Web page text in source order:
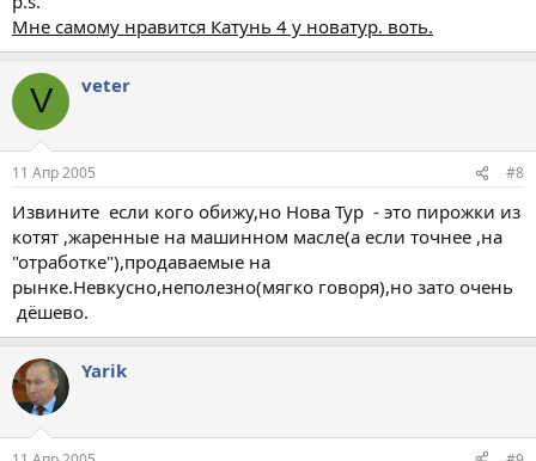
Мне самому нравится Катунь 4 у новатур. воть.
V veter
11 Апр 2005 #8
Извините если кого обижу,но Нова Тур - это пирожки из
котят ,жаренные на машинном масле(а если точнее ,на
"отработке"),продаваемые на
рынке.Невкусно,неполезно(мягко говоря),но зато очень
дёшево.
Yarik